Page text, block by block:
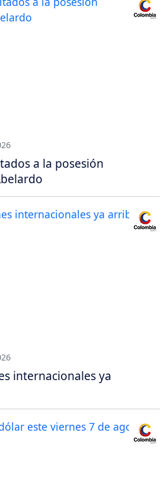
a la posesión
internacionales ya